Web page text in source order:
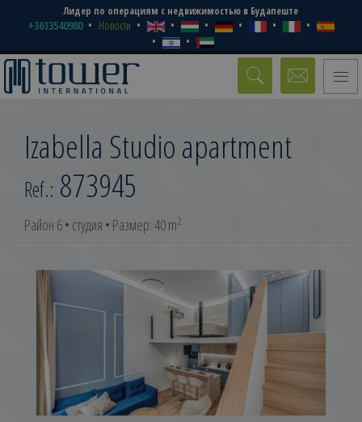
Лидер по операциям с недвижимостью в Будапеште
+3613540980 Новости
Toggle
Izabella Studio apartment
Ref.: 873945
Район 6 • студия • Размер: 40 m2